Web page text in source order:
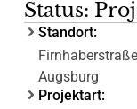
Status:
Standort:
Augsburg
Projektart: